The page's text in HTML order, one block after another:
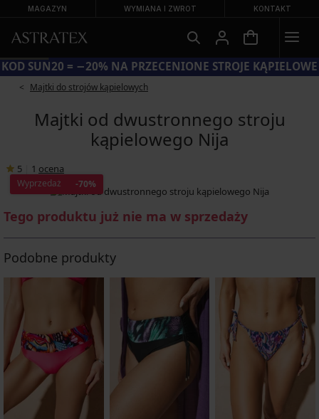
MAGAZYN WYMIANA I ZWROT KONTAKT
KOD SUN20 = −20% NA PRZECENIONE STROJE KĄPIELOWE
Majtki do strojów kąpielowych
Majtki od dwustronnego stroju
kąpielowego Nija
5 1 ocena
Wyprzedaż -70%
Tego produktu już nie ma w sprzedaży
Podobne produkty